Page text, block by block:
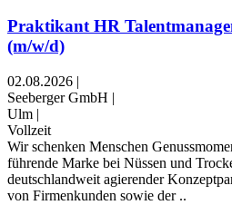
Praktikant HR
(m/w/d)
02.08.2026 |
Seeberger GmbH |
Ulm |
Vollzeit
Wir schenken Menschen
führende Marke bei Nüssen und
deutschlandweit agierender
von Firmenkunden sowie der ..